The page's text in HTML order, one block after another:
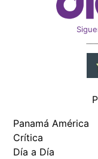
Panamá América
Crítica
Día a Día